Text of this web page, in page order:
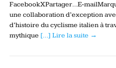
FacebookXPartager…E-
une collaboration d’exception
d’histoire du cyclisme italien à
mythique […] Lire la suite →